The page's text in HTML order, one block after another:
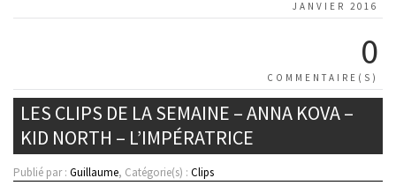
JANVIER 2016
0
COMMENTAIRE(S)
LES CLIPS DE LA SEMAINE – ANNA KOVA –
KID NORTH – L’IMPÉRATRICE
Publié par : Guillaume, Catégorie(s) : Clips